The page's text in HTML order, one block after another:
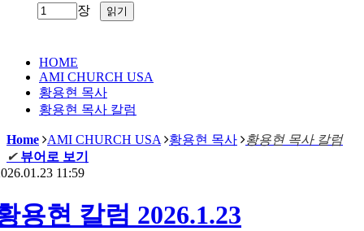
장
HOME
AMI CHURCH USA
황용현 목사
황용현 목사 칼럼
Home AMI CHURCH USA 황용현 목사
황용현 목사 칼럼
✔ 뷰어로 보기
11:59
용현 칼럼 2026.1.23